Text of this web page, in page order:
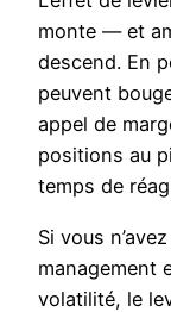
monte — et
descend. En
peuvent
appel de
positions au
temps de
Si vous
management
volatilité, le